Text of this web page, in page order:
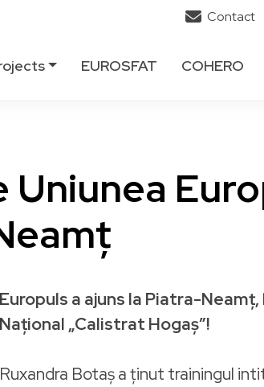
Contact
EUROSFAT COHERO
Europuls a ajuns la Piatra-Neamț,
Național „Calistrat Hogaș”!
Ruxandra Botaș a ținut trainingul